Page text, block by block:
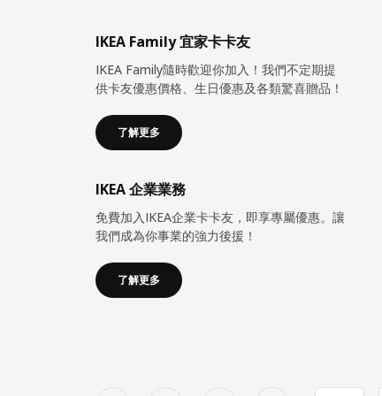
IKEA Family 宜家卡卡友
IKEA Family隨時歡迎你加入！我們不定期提
供卡友優惠價格、生日優惠及各類驚喜贈品！
了解更多
IKEA 企業業務
免費加入IKEA企業卡卡友，即享專屬優惠。讓
我們成為你事業的強力後援！
了解更多